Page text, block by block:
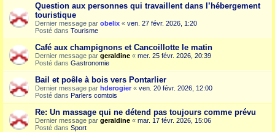
Question aux personnes qui travaillent dans l’hébergement
touristique
Dernier message par obelix « ven. 27 févr. 2026, 1:20
Posté dans Tourisme
Café aux champignons et Cancoillotte le matin
Dernier message par geraldine « mer. 25 févr. 2026, 20:39
Posté dans Gastronomie
Bail et poêle à bois vers Pontarlier
Dernier message par hderogier « ven. 20 févr. 2026, 12:00
Posté dans Parlers comtois
Re: Un massage qui ne détend pas toujours comme prévu
Dernier message par geraldine « mar. 17 févr. 2026, 15:06
Posté dans Sport